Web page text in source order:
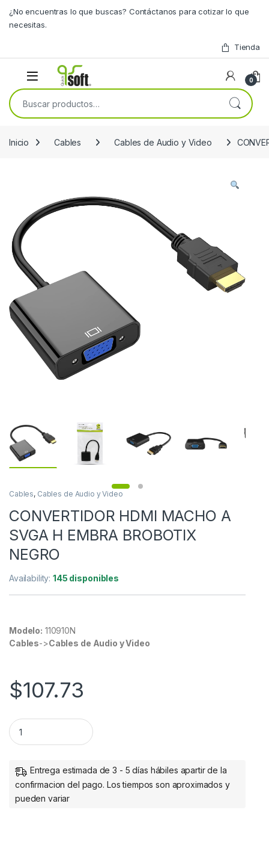
¿No encuentras lo que buscas? Contáctanos para cotizar lo que
necesitas.
Tienda
0
Buscar por:
Inicio Cables Cables de Audio y Video
Cables, Cables de Audio y Video
CONVERTIDOR HDMI MACHO A
SVGA H EMBRA BROBOTIX
NEGRO
Availability:145 disponibles
Modelo: 110910N
Cables->Cables de Audio y Video
$107.73
CONVERTIDOR HDMI MACHO A SVGA H EMBRA BROBOTIX
Entrega estimada de 3 - 5 días hábiles apartir de la
confirmacion del pago. Los tiempos son aproximados y
pueden variar